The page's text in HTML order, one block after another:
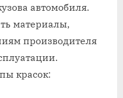
автомобиля.
материалы,
производителя
красок: